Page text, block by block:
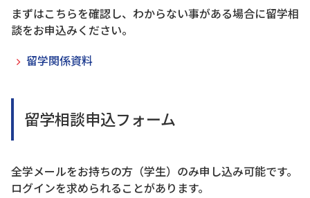
まずはこちらを確認し、わからない事がある場合に留学相
談をお申込みください。
留学関係資料
留学相談申込フォーム
全学メールをお持ちの方（学生）のみ申し込み可能です。
ログインを求められることがあります。